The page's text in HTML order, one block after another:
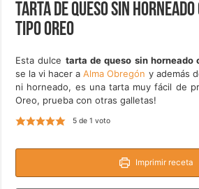
Tarta de queso sin
tipo Oreo
Esta dulce tarta de queso sin horneado
se la vi hacer aAlma Obregón y además
ni horneado, es una tarta muy fácil de
Oreo, prueba con otras galletas!
5de 1 voto
Imprimir receta